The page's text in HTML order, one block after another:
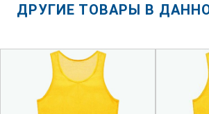
ДРУГИЕ ТОВАРЫ В